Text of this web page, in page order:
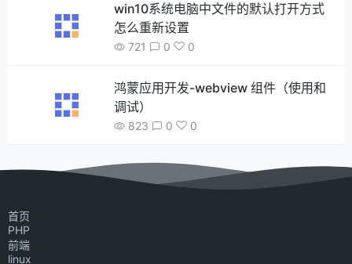
win10系统电脑中文件的默认打开方式
怎么重新设置
721 0 0
鸿蒙应用开发-webview 组件（使用和
调试）
823 0 0
首页
PHP
前端
linux